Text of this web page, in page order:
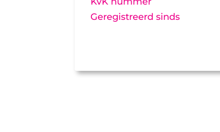
Geregistreerd sinds